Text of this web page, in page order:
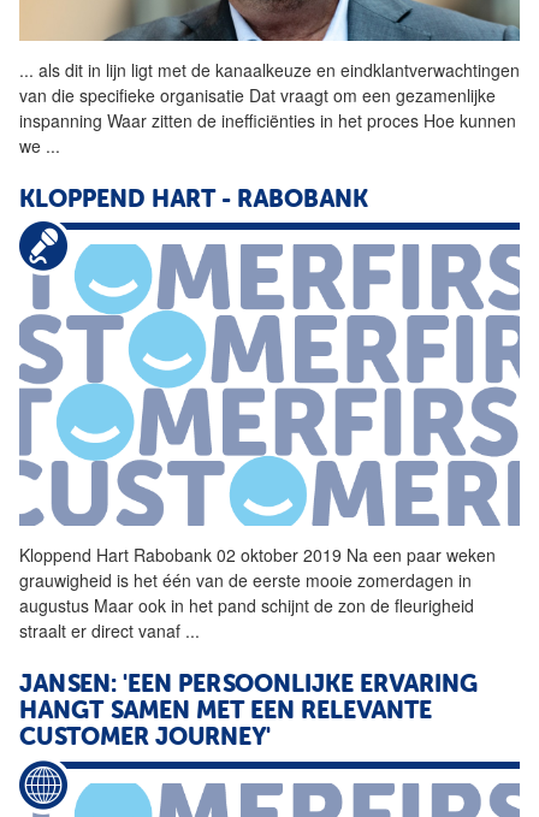
... als dit in lijn ligt met de kanaalkeuze en eindklantverwachtingen
van die specifieke organisatie Dat vraagt om een gezamenlijke
inspanning Waar zitten de inefficiënties in het proces Hoe kunnen
we ...
KLOPPEND HART - RABOBANK
Kloppend Hart Rabobank 02 oktober 2019 Na een paar weken
grauwigheid is het één van de eerste mooie zomerdagen in
augustus Maar ook in het pand schijnt de zon de fleurigheid
straalt er direct vanaf ...
JANSEN: 'EEN PERSOONLIJKE ERVARING
HANGT SAMEN MET EEN RELEVANTE
CUSTOMER JOURNEY'